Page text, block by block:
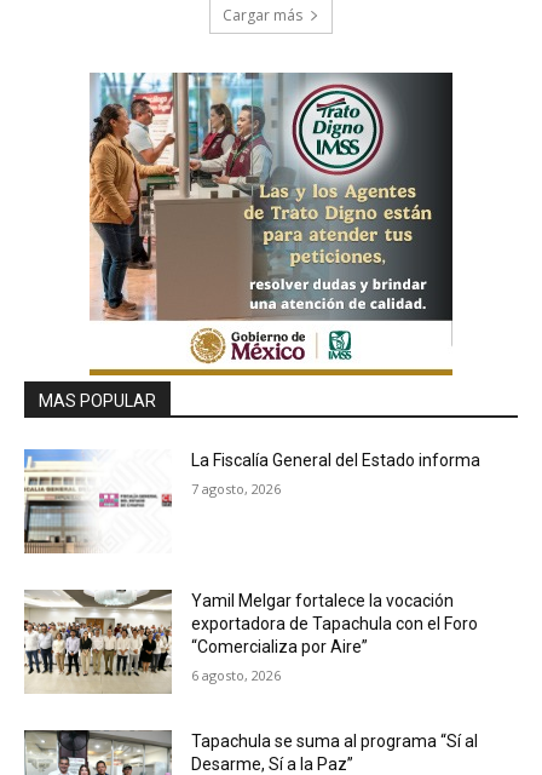
Cargar más
MAS POPULAR
La Fiscalía General del Estado informa
7 agosto, 2026
Yamil Melgar fortalece la vocación
exportadora de Tapachula con el Foro
“Comercializa por Aire”
6 agosto, 2026
Tapachula se suma al programa “Sí al
Desarme, Sí a la Paz”